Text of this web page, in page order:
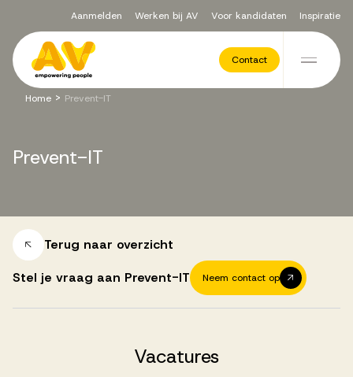
Ga naar de inhoud
Aanmelden Werken bij AV Voor kandidaten Inspiratie
Contact
Voor opdrachtgevers
Recruitment Services
Vacatures
Successen
Home > Prevent-IT
Prevent-IT
Terug naar overzicht
Stel je vraag aan Prevent-IT
Neem contact op
Vacatures